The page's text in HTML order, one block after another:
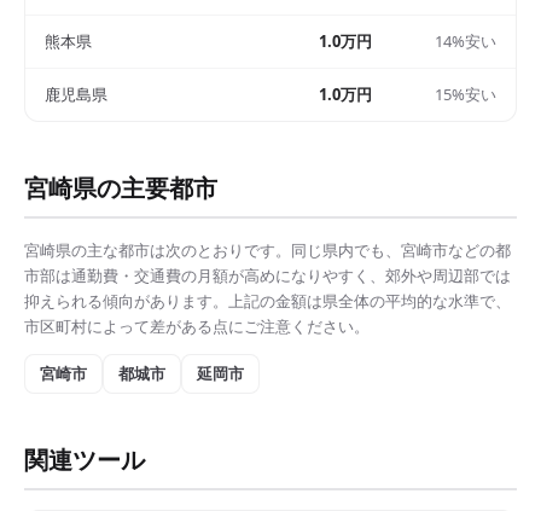
熊本県 1.0万円 14%安い
鹿児島県 1.0万円 15%安い
宮崎県の主要都市
宮崎県の主な都市は次のとおりです。同じ県内でも、 宮崎市などの都
市部は通勤費・交通費の月額が高めになりやすく、郊外や周辺部では
抑えられる傾向があります。上記の金額は県全体の平均的な水準で、
市区町村によって差がある点にご注意ください。
宮崎市 都城市 延岡市
関連ツール